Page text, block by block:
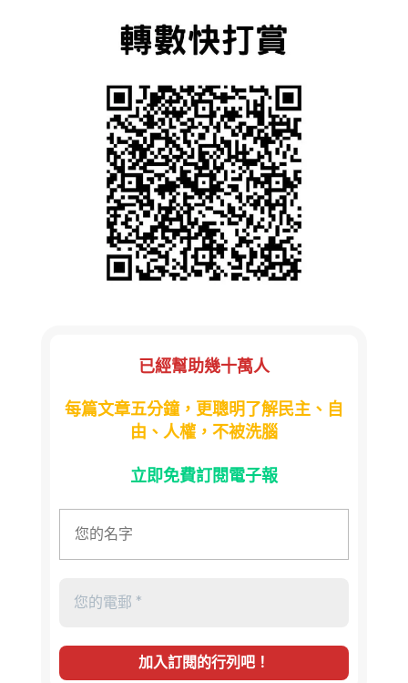
已經幫助幾十萬人
每篇文章五分鐘，更聰明了解民主、自
由、人權，不被洗腦
立即免費訂閱電子報